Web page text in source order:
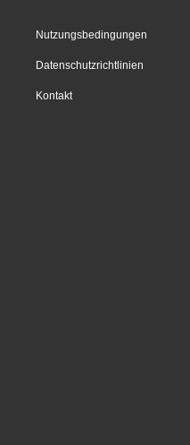
Nutzungsbedingungen
Datenschutzrichtlinien
Kontakt